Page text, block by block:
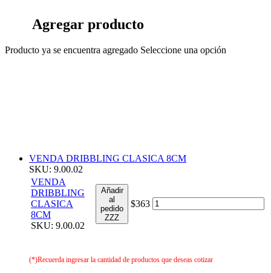
Agregar producto
Producto ya se encuentra agregado Seleccione una opción
VENDA DRIBBLING CLASICA 8CM
SKU: 9.00.02
VENDA
DRIBBLING
CLASICA
8CM
SKU: 9.00.02
Añadir
al
pedido
ZZZ
$363
(*)Recuerda ingresar la cantidad de productos que deseas cotizar